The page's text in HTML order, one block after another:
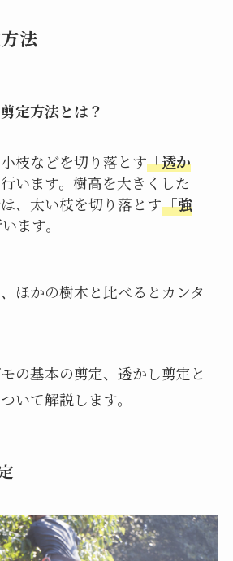
法
定方法とは？
枝などを切り落とす「透か
います。樹高を大きくした
、太い枝を切り落とす「強
ます。
ほかの樹木と比べるとカンタ
の基本の剪定、透かし剪定と
いて解説します。